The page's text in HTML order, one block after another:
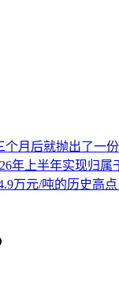
月后就抛出了一
年上半年实现归
万元/吨的历史高